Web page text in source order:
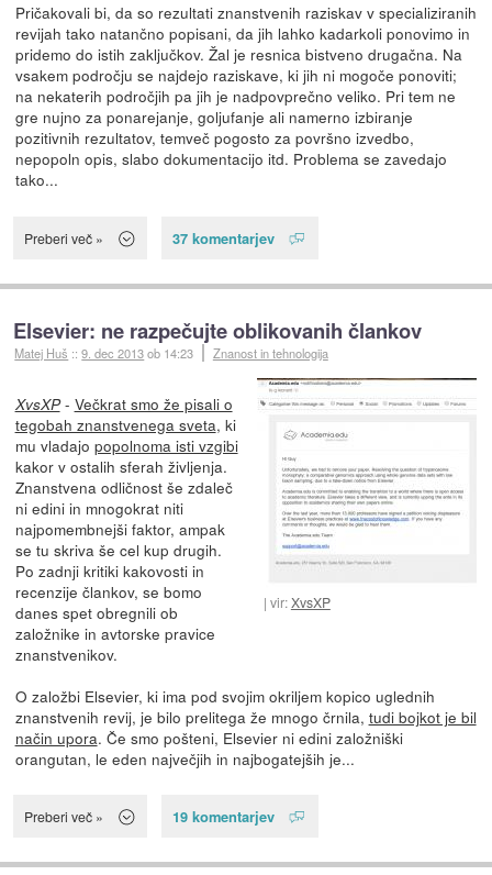
Pričakovali bi, da so rezultati znanstvenih raziskav v specializiranih
revijah tako natančno popisani, da jih lahko kadarkoli ponovimo in
pridemo do istih zaključkov. Žal je resnica bistveno drugačna. Na
vsakem področju se najdejo raziskave, ki jih ni mogoče ponoviti;
na nekaterih področjih pa jih je nadpovprečno veliko. Pri tem ne
gre nujno za ponarejanje, goljufanje ali namerno izbiranje
pozitivnih rezultatov, temveč pogosto za površno izvedbo,
nepopoln opis, slabo dokumentacijo itd. Problema se zavedajo
tako...
Preberi več » 37 komentarjev
Elsevier: ne razpečujte oblikovanih člankov
Matej Huš ::9. dec 2013ob 14:23 Znanost in tehnologija
vir:XvsXP
XvsXP- Večkrat smo že pisali o
tegobah znanstvenega sveta, ki
mu vladajo popolnoma isti vzgibi
kakor v ostalih sferah življenja.
Znanstvena odličnost še zdaleč
ni edini in mnogokrat niti
najpomembnejši faktor, ampak
se tu skriva še cel kup drugih.
Po zadnji kritiki kakovosti in
recenzije člankov, se bomo
danes spet obregnili ob
založnike in avtorske pravice
znanstvenikov.
O založbi Elsevier, ki ima pod svojim okriljem kopico uglednih
znanstvenih revij, je bilo prelitega že mnogo črnila, tudi bojkot je bil
način upora. Če smo pošteni, Elsevier ni edini založniški
orangutan, le eden največjih in najbogatejših je...
Preberi več » 19 komentarjev